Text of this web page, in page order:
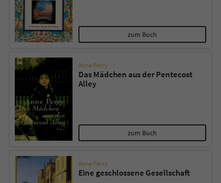
zum Buch
Anne Perry
Das Mädchen aus der Pentecost
Alley
zum Buch
Anne Perry
Eine geschlossene Gesellschaft